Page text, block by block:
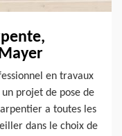
en travaux
projet de pose de
a toutes les
dans le choix de